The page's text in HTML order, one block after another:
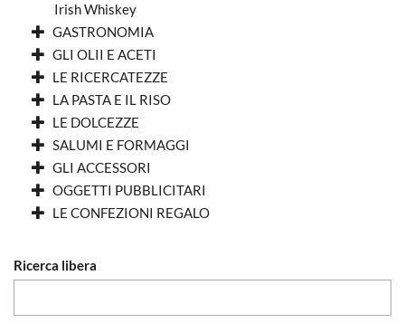
Irish Whiskey
GASTRONOMIA
GLI OLII E ACETI
LE RICERCATEZZE
LA PASTA E IL RISO
LE DOLCEZZE
SALUMI E FORMAGGI
GLI ACCESSORI
OGGETTI PUBBLICITARI
LE CONFEZIONI REGALO
Ricerca libera